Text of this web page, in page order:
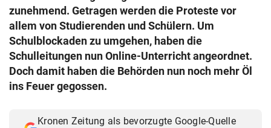
zunehmend. Getragen werden die Proteste vor
allem von Studierenden und Schülern. Um
Schulblockaden zu umgehen, haben die
Schulleitungen nun Online-Unterricht angeordnet.
Doch damit haben die Behörden nun noch mehr Öl
ins Feuer gegossen.
Kronen Zeitung als bevorzugte Google-Quelle